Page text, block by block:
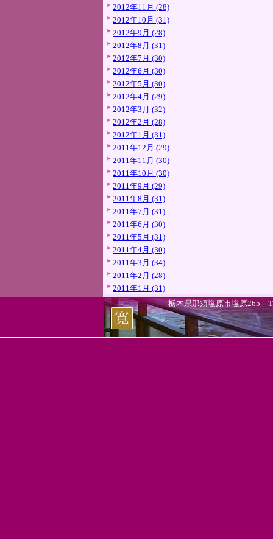
2012年11月 (28)
2012年10月 (31)
2012年9月 (28)
2012年8月 (31)
2012年7月 (30)
2012年6月 (30)
2012年5月 (30)
2012年4月 (29)
2012年3月 (32)
2012年2月 (28)
2012年1月 (31)
2011年12月 (29)
2011年11月 (30)
2011年10月 (30)
2011年9月 (29)
2011年8月 (31)
2011年7月 (31)
2011年6月 (30)
2011年5月 (31)
2011年4月 (30)
2011年3月 (34)
2011年2月 (28)
2011年1月 (31)
栃木県那須塩原市塩原265